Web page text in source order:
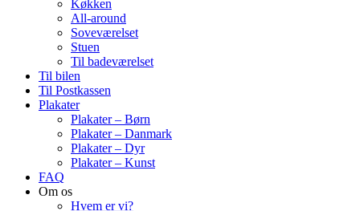
Køkken
All-around
Soveværelset
Stuen
Til badeværelset
Til bilen
Til Postkassen
Plakater
Plakater – Børn
Plakater – Danmark
Plakater – Dyr
Plakater – Kunst
FAQ
Om os
Hvem er vi?